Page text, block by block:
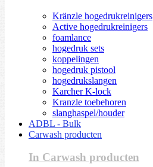
Kränzle hogedrukreinigers
Active hogedrukreinigers
foamlance
hogedruk sets
koppelingen
hogedruk pistool
hogedrukslangen
Karcher K-lock
Kranzle toebehoren
slanghaspel/houder
ADBL - Bulk
Carwash producten
In Carwash producten